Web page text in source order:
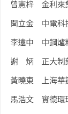
曾憲梓 金利來
閆立金 中電科
李遠中 中鋼爐
謝 炳 正大制藥
黃曉東 上海華
馬浩文 實德環